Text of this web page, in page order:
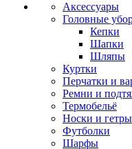
Аксессуары
Головные
Кепки
Шапки
Шляпы
Куртки
Перчатки и
Ремни и
Термобельё
Носки и гетры
Футболки
Шарфы